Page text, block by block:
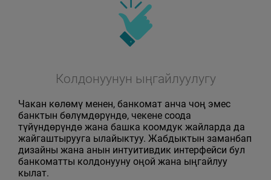
Колдонуунун ыңгайлуулугу
Чакан көлөмү менен, банкомат анча чоң эмес
банктын бөлүмдөрүндө, чекене соода
түйүндөрүндө жана башка коомдук жайларда да
жайгаштырууга ылайыктуу. Жабдыктын заманбап
дизайны жана анын интуитивдик интерфейси бул
банкоматты колдонууну оңой жана ыңгайлуу
кылат.